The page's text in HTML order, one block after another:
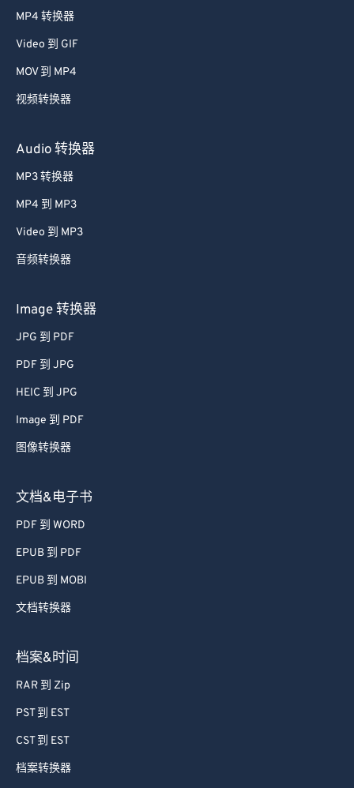
MP4 转换器
Video 到 GIF
MOV 到 MP4
视频转换器
Audio 转换器
MP3 转换器
MP4 到 MP3
Video 到 MP3
音频转换器
Image 转换器
JPG 到 PDF
PDF 到 JPG
HEIC 到 JPG
Image 到 PDF
图像转换器
文档&电子书
PDF 到 WORD
EPUB 到 PDF
EPUB 到 MOBI
文档转换器
档案&时间
RAR 到 Zip
PST 到 EST
CST 到 EST
档案转换器